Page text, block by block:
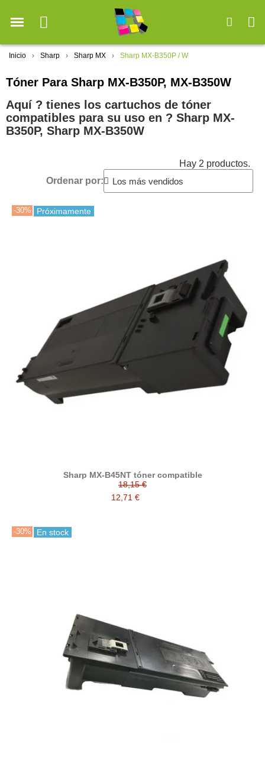
Inicio Sharp Sharp MX Sharp MX-B350P / W
Tóner Para Sharp MX-B350P, MX-B350W
Aquí ? tienes los cartuchos de tóner
compatibles para su uso en ?️ Sharp MX-
B350P, Sharp MX-B350W
Hay 2 productos.
Ordenar por:
-30% Próximamente
Sharp MX-B45NT tóner compatible
18,15 €
12,71 €
-30% En stock